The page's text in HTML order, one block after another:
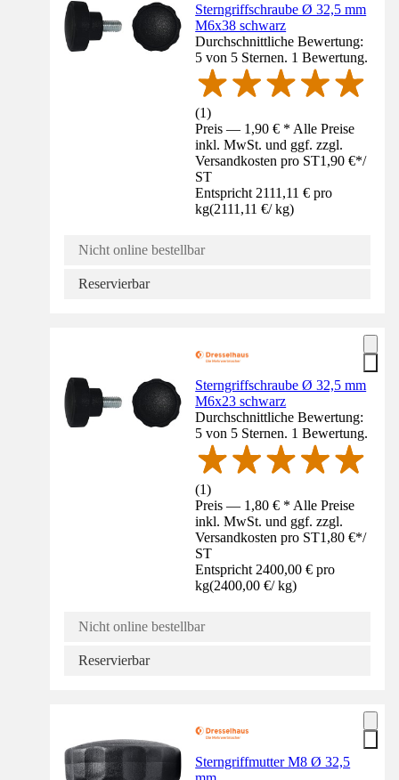
Sterngriffschraube Ø 32,5 mm
M6x38 schwarz
Durchschnittliche Bewertung:
5 von 5 Sternen. 1 Bewertung.
(1)
Preis — 1,90 € * Alle Preise
inkl. MwSt. und ggf. zzgl.
Versandkosten pro ST1,90 €*/
ST
Entspricht 2111,11 € pro
kg(2111,11 €/ kg)
Nicht online bestellbar
Reservierbar
Sterngriffschraube Ø 32,5 mm
M6x23 schwarz
Durchschnittliche Bewertung:
5 von 5 Sternen. 1 Bewertung.
(1)
Preis — 1,80 € * Alle Preise
inkl. MwSt. und ggf. zzgl.
Versandkosten pro ST1,80 €*/
ST
Entspricht 2400,00 € pro
kg(2400,00 €/ kg)
Nicht online bestellbar
Reservierbar
Sterngriffmutter M8 Ø 32,5